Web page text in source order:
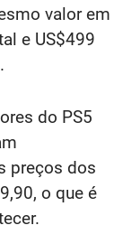
valor em
e US$499
do PS5
preços dos
o que é